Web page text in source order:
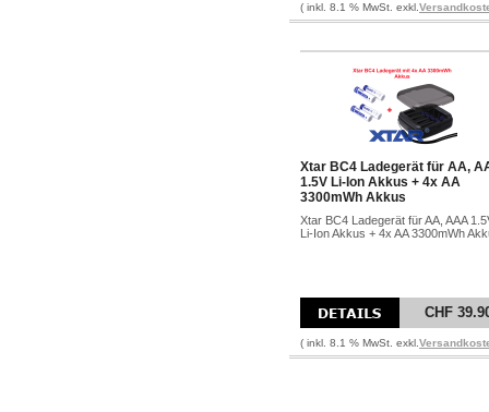
( inkl. 8.1 % MwSt. exkl.
Xtar BC4 Ladegerät für AA,
1.5V Li-Ion Akkus + 4x AA
3300mWh Akkus
Xtar BC4 Ladegerät für AA, AAA
Li-Ion Akkus + 4x AA 3300mWh
CHF
( inkl. 8.1 % MwSt. exkl.